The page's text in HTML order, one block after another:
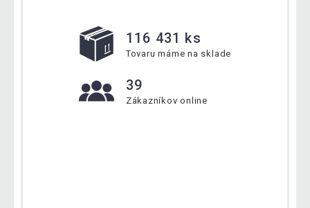
116 431 ks
Tovaru máme na sklade
39
Zákazníkov online